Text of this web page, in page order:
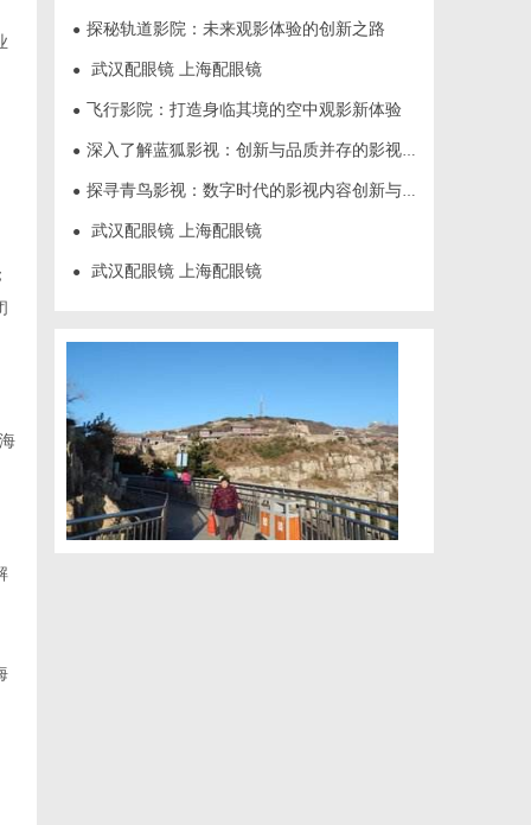
● 探秘轨道影院：未来观影体验的创新之路
● 武汉配眼镜 上海配眼镜
● 飞行影院：打造身临其境的空中观影新体验
● 深入了解蓝狐影视：创新与品质并存的影视平台
● 探寻青鸟影视：数字时代的影视内容创新与发展趋势揭秘
● 武汉配眼镜 上海配眼镜
● 武汉配眼镜 上海配眼镜